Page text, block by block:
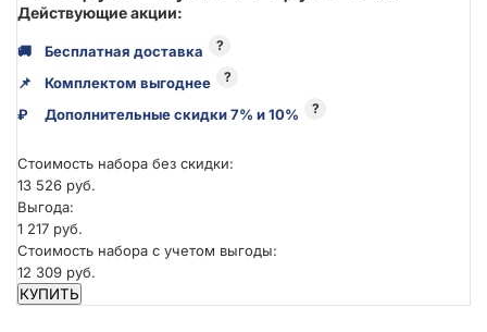
Действующие акции:
🚚 Бесплатная доставка ?
📌 Комплектом выгоднее ?
₽ Дополнительные скидки 7% и 10% ?
Стоимость набора без скидки:
13 526 руб.
Выгода:
1 217 руб.
Стоимость набора с учетом выгоды:
12 309 руб.
КУПИТЬ